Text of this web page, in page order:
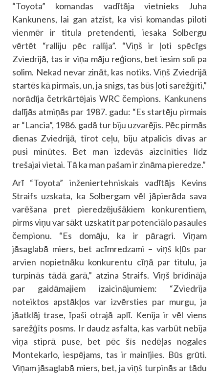
“Toyota” komandas vadītāja vietnieks Juha
Kankunens, lai gan atzīst, ka visi komandas piloti
vienmēr ir titula pretendenti, iesaka Solbergu
vērtēt “ralliju pēc rallija”. “Viņš ir ļoti spēcīgs
Zviedrijā, tas ir viņa māju reģions, bet iesim soli pa
solim. Nekad nevar zināt, kas notiks. Viņš Zviedrijā
startēs kā pirmais, un, ja snigs, tas būs ļoti sarežģīti,”
norādīja četrkārtējais WRC čempions. Kankunens
dalījās atmiņās par 1987. gadu: “Es startēju pirmais
ar “Lancia”, 1986. gadā tur biju uzvarējis. Pēc pirmās
dienas Zviedrijā, tīrot ceļu, biju atpalicis divas ar
pusi minūtes. Bet man izdevās aizcīnīties līdz
trešajai vietai. Tā ka man pašam ir zināma pieredze.”
Arī “Toyota” inženiertehniskais vadītājs Kevins
Straifs uzskata, ka Solbergam vēl jāpierāda sava
varēšana pret pieredzējušākiem konkurentiem,
pirms viņu var sākt uzskatīt par potenciālo pasaules
čempionu. “Es domāju, ka ir pāragri. Viņam
jāsaglabā miers, bet acīmredzami – viņš kļūs par
arvien nopietnāku konkurentu cīņā par titulu, ja
turpinās tādā garā,” atzina Straifs. Viņš brīdināja
par gaidāmajiem izaicinājumiem: “Zviedrija
noteiktos apstākļos var izvērsties par murgu, ja
jāatklāj trase, īpaši otrajā aplī. Kenija ir vēl viens
sarežģīts posms. Ir daudz asfalta, kas varbūt nebija
viņa stiprā puse, bet pēc šīs nedēļas nogales
Montekarlo, iespējams, tas ir mainījies. Būs grūti.
Viņam jāsaglabā miers, bet, ja viņš turpinās ar tādu